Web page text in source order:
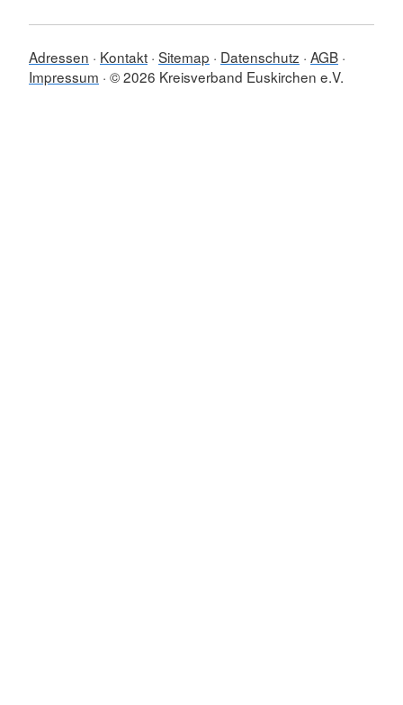
Adressen Kontakt Sitemap Datenschutz AGB
Impressum © 2026 Kreisverband Euskirchen e.V.